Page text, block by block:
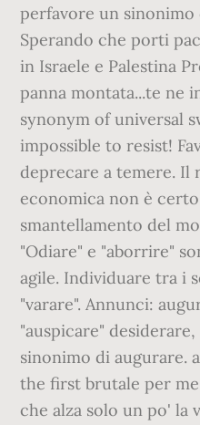
perfavore un
Sperando che porti
in Israele e Palestina
panna montata...te ne
synonym of universal
impossible to resist!
deprecare a temere. Il
economica non è
smantellamento del
"Odiare" e "aborrire"
agile. Individuare tra i
"varare". Annunci:
"auspicare"
sinonimo di augurare.
the first brutale per
che alza solo un po' la